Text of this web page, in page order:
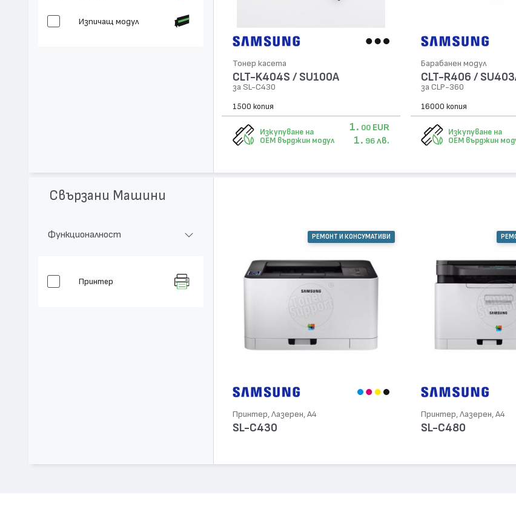
Изпичащ модул
Тонер касета
CLT-K404S / SU100A
за SL-C430
1500 копия
Изкупуване на
OEM върджин модул
1. 00 EUR
1. 96 лв.
Барабанен модул
CLT-R406 /
за CLP-360
16000 копия
Изкупуване на
OEM върджин
Свързани Машини
Функционалност
Принтер
РЕМОНТ И КОНСУМАТИВИ
Принтер, Лазерен, А4
SL-C430
Принтер, Лазерен, А4
SL-C480